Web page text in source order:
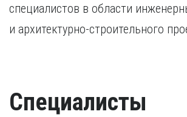
специалистов в области
и архитектурно-строительного
Специалисты